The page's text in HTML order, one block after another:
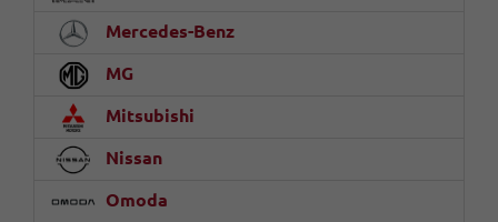
Mercedes-Benz
MG
Mitsubishi
Nissan
Omoda